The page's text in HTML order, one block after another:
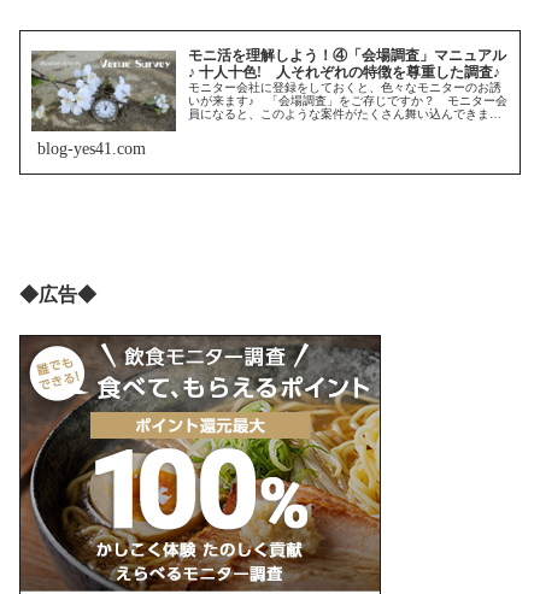
モニ活を理解しよう！④「会場調査」マニュアル
♪ 十人十色! 人それぞれの特徴を尊重した調査♪
モニター会社に登録をしておくと、色々なモニターのお誘
いが来ます♪ 「会場調査」をご存じですか？ モニター会
員になると、このような案件がたくさん舞い込んできま
blog-yes41.com
◆広告◆